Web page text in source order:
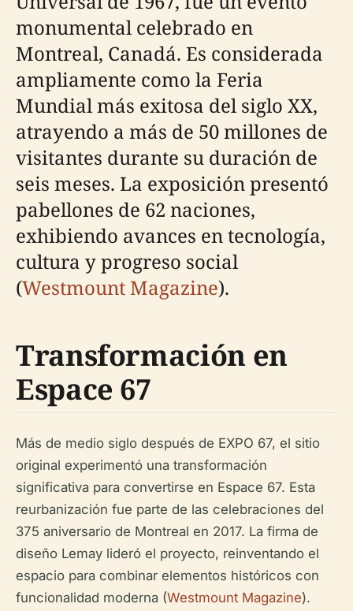
monumental celebrado en
Montreal, Canadá. Es considerada
ampliamente como la Feria
Mundial más exitosa del siglo XX,
atrayendo a más de 50 millones de
visitantes durante su duración de
seis meses. La exposición presentó
pabellones de 62 naciones,
exhibiendo avances en tecnología,
cultura y progreso social
(Westmount Magazine).
Transformación en
Espace 67
Más de medio siglo después de EXPO 67, el sitio
original experimentó una transformación
significativa para convertirse en Espace 67. Esta
reurbanización fue parte de las celebraciones del
375 aniversario de Montreal en 2017. La firma de
diseño Lemay lideró el proyecto, reinventando el
espacio para combinar elementos históricos con
funcionalidad moderna (Westmount Magazine).